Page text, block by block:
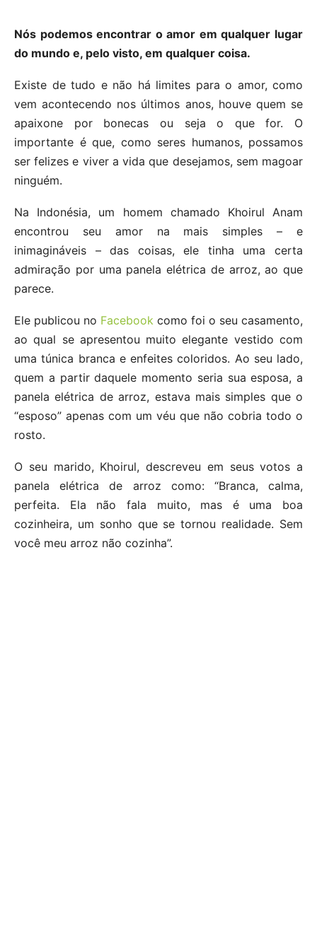
Nós podemos encontrar o amor em qualquer lugar
do mundo e, pelo visto, em qualquer coisa.
Existe de tudo e não há limites para o amor, como
vem acontecendo nos últimos anos, houve quem se
apaixone por bonecas ou seja o que for. O
importante é que, como seres humanos, possamos
ser felizes e viver a vida que desejamos, sem magoar
ninguém.
Na Indonésia, um homem chamado Khoirul Anam
encontrou seu amor na mais simples – e
inimagináveis – das coisas, ele tinha uma certa
admiração por uma panela elétrica de arroz, ao que
parece.
Ele publicou no Facebook como foi o seu casamento,
ao qual se apresentou muito elegante vestido com
uma túnica branca e enfeites coloridos. Ao seu lado,
quem a partir daquele momento seria sua esposa, a
panela elétrica de arroz, estava mais simples que o
“esposo” apenas com um véu que não cobria todo o
rosto.
O seu marido, Khoirul, descreveu em seus votos a
panela elétrica de arroz como: “Branca, calma,
perfeita. Ela não fala muito, mas é uma boa
cozinheira, um sonho que se tornou realidade. Sem
você meu arroz não cozinha”.